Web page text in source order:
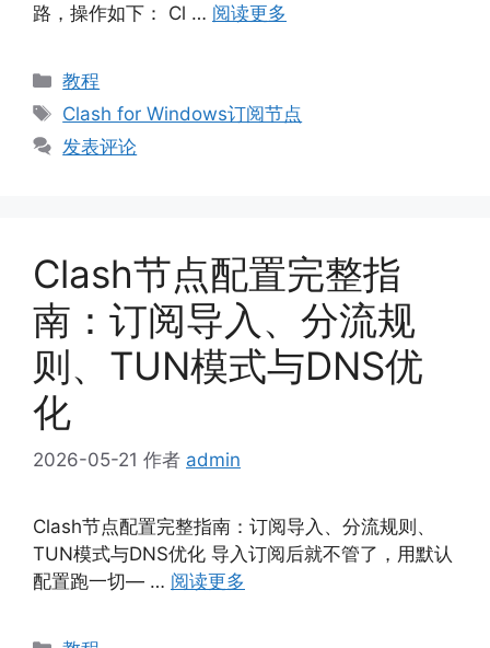
路，操作如下： Cl … 阅读更多
分
类
教程
标
签
Clash for Windows订阅节点
发表评论
Clash节点配置完整指
南：订阅导入、分流规
则、TUN模式与DNS优
化
2026-05-21 作者 admin
Clash节点配置完整指南：订阅导入、分流规则、
TUN模式与DNS优化 导入订阅后就不管了，用默认
配置跑一切— … 阅读更多